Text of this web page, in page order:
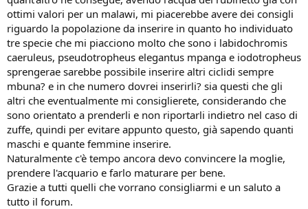
ottimi valori per un malawi, mi piacerebbe avere dei consigli
riguardo la popolazione da inserire in quanto ho individuato
tre specie che mi piacciono molto che sono i labidochromis
caeruleus, pseudotropheus elegantus mpanga e iodotropheus
sprengerae sarebbe possibile inserire altri ciclidi sempre
mbuna? e in che numero dovrei inserirli? sia questi che gli
altri che eventualmente mi consiglierete, considerando che
sono orientato a prenderli e non riportarli indietro nel caso di
zuffe, quindi per evitare appunto questo, già sapendo quanti
maschi e quante femmine inserire.
Naturalmente c'è tempo ancora devo convincere la moglie,
prendere l'acquario e farlo maturare per bene.
Grazie a tutti quelli che vorrano consigliarmi e un saluto a
tutto il forum.